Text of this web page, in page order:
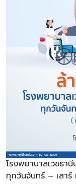
โรงพยาบาลเวชธา
ทุกวันจันทร์ – เสา